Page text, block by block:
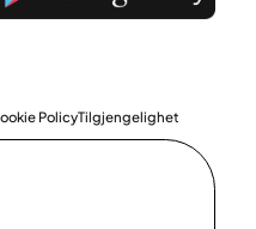
PolicyTilgjengelighet